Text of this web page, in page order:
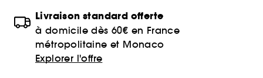
Livraison standard offerte
à domicile dès 60€ en France
métropolitaine et Monaco
Explorer l'offre